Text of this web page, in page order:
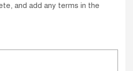
and add any terms in the